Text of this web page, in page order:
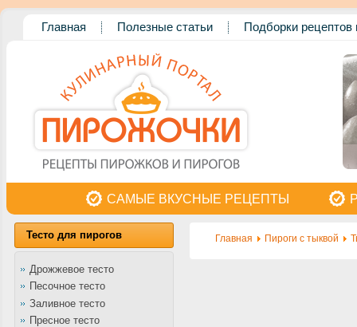
Главная Полезные статьи Подборки рецептов
САМЫЕ ВКУСНЫЕ РЕЦЕПТЫ
Тесто для пирогов
Дрожжевое тесто
Песочное тесто
Заливное тесто
Пресное тесто
Главная Пироги с тыквой